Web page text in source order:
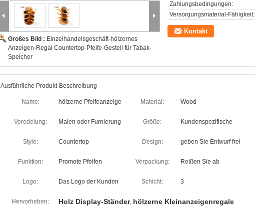
Großes Bild : Einzelhandelsgeschäft-hölzernes
Anzeigen-Regal Countertop-Pfeife-Gestell für Tabak-
Speicher
Zahlungsbedingungen:
Versorgungsmaterial-Fähigkeit:
Kontakt
Ausführliche Produkt-Beschreibung
Name: hölzerne Pfeifeanzeige Material: Wood
Veredelung: Malen oder Furnierung Größe: Kundenspezifische
Style: Countertop Design: geben Sie Entwurf frei
Funktion: Promote Pfeifen Verpackung: Reißen Sie ab
Logo: Das Logo der Kunden Schicht: 3
Hervorheben: Holz Display-Ständer, hölzerne Kleinanzeigenregale